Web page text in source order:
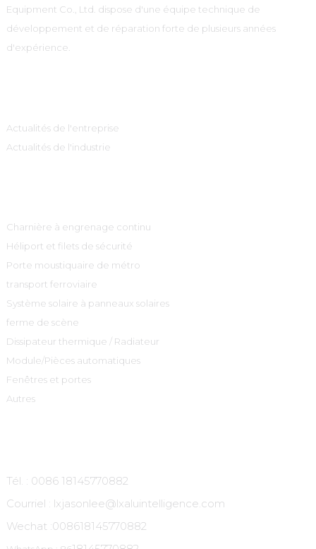
Equipment Co., Ltd. dispose d'une équipe technique de
développement et de réparation forte de plusieurs années
d'expérience.
Actualités de l'entreprise
Actualités de l'industrie
Charnière à engrenage continu
Héliport et filets de sécurité
Porte moustiquaire de métro
transport ferroviaire
Système solaire à panneaux solaires
ferme de scène
Dissipateur thermique / Radiateur
Module/Pièces automatiques
Fenêtres et portes
Autres
Tél. : 0086 18145770882
Courriel : lxjasonlee@lxaluintelligence.com
Wechat :008618145770882